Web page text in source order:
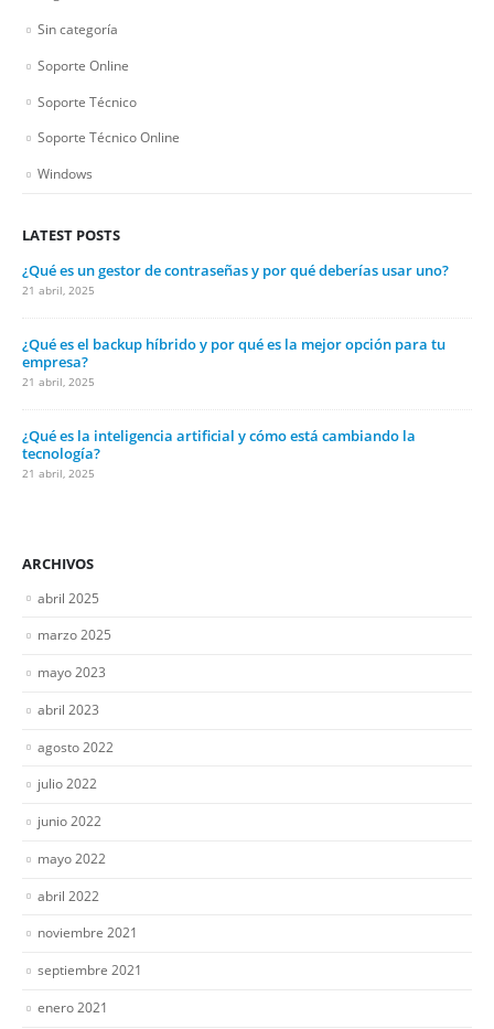
Sin categoría
Soporte Online
Soporte Técnico
Soporte Técnico Online
Windows
LATEST POSTS
¿Qué es un gestor de contraseñas y por qué deberías usar uno?
21 abril, 2025
¿Qué es el backup híbrido y por qué es la mejor opción para tu
empresa?
21 abril, 2025
¿Qué es la inteligencia artificial y cómo está cambiando la
tecnología?
21 abril, 2025
ARCHIVOS
abril 2025
marzo 2025
mayo 2023
abril 2023
agosto 2022
julio 2022
junio 2022
mayo 2022
abril 2022
noviembre 2021
septiembre 2021
enero 2021